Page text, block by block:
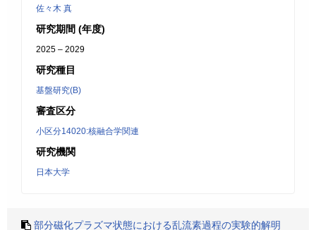
佐々木 真
研究期間 (年度)
2025 – 2029
研究種目
基盤研究(B)
審査区分
小区分14020:核融合学関連
研究機関
日本大学
部分磁化プラズマ状態における乱流素過程の実験的解明